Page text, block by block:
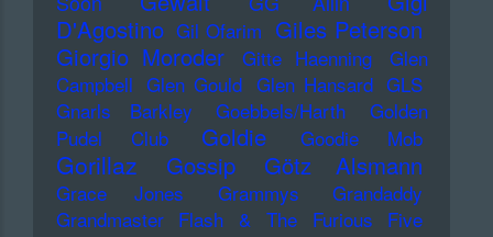
D'Agostino Gil Ofarim Giles Peterson
Giorgio Moroder
Gitte Haenning
Glen
Campbell Glen Gould Glen Hansard GLS
Gnarls Barkley
Goebbels/Harth
Golden
Pudel Club
Goldie Goodie Mob
Gorillaz Gossip Götz Alsmann
Grace Jones Grammys
Grandaddy
Grandmaster Flash & The Furious Five